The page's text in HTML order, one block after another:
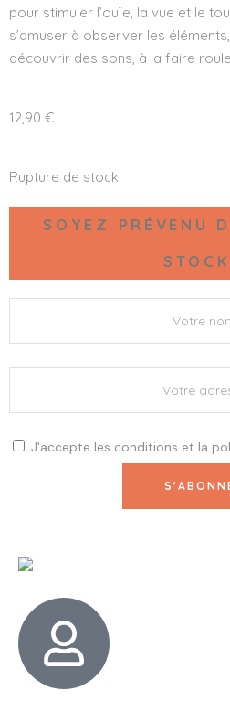
pour stimuler l’ouïe, la vue et le
s’amuser à observer les
découvrir des sons, à la faire
12,90 €
Rupture de stock
SOYEZ PRÉVENU
J'accepte les conditions et la